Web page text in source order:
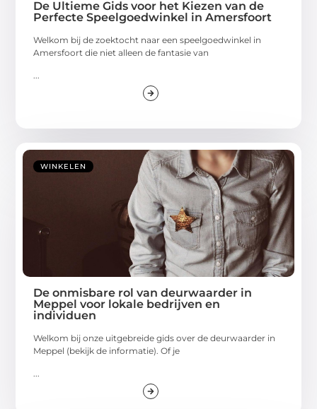
De Ultieme Gids voor het Kiezen van de
Perfecte Speelgoedwinkel in Amersfoort
Welkom bij de zoektocht naar een speelgoedwinkel in
Amersfoort die niet alleen de fantasie van
WINKELEN
De onmisbare rol van deurwaarder in
Meppel voor lokale bedrijven en
individuen
Welkom bij onze uitgebreide gids over de deurwaarder in
Meppel (bekijk de informatie). Of je
...